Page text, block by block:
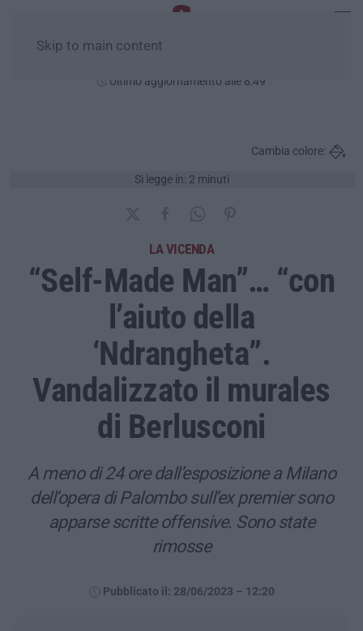
Skip to main content
Ultimo aggiornamento alle 8:49
Si legge in: 2 minuti
Cambia colore:
LA VICENDA
“Self-Made Man”… “con
l’aiuto della
‘Ndrangheta”.
Vandalizzato il murales
di Berlusconi
A meno di 24 ore dall’esposizione a Milano
dell’opera di Palombo sull’ex premier sono
apparse scritte offensive. Sono state
rimosse
Pubblicato il: 28/06/2023 – 12:20